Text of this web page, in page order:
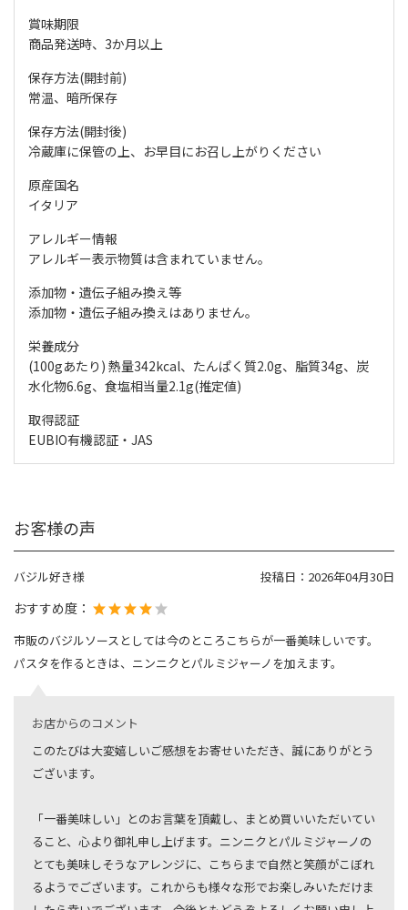
賞味期限
商品発送時、3か月以上
保存方法(開封前)
常温、暗所保存
保存方法(開封後)
冷蔵庫に保管の上、お早目にお召し上がりください
原産国名
イタリア
アレルギー情報
アレルギー表示物質は含まれていません。
添加物・遺伝子組み換え等
添加物・遺伝子組み換えはありません。
栄養成分
(100gあたり) 熱量342kcal、たんぱく質2.0g、脂質34g、炭
水化物6.6g、食塩相当量2.1g(推定値)
取得認証
EUBIO有機認証・JAS
お客様の声
バジル好き様 投稿日： 2026年04月30日
おすすめ度：
市販のバジルソースとしては今のところこちらが一番美味しいです。
パスタを作るときは、ニンニクとパルミジャーノを加えます。
お店からのコメント
このたびは大変嬉しいご感想をお寄せいただき、誠にありがとう
ございます。
「一番美味しい」とのお言葉を頂戴し、まとめ買いいただいてい
ること、心より御礼申し上げます。ニンニクとパルミジャーノの
とても美味しそうなアレンジに、こちらまで自然と笑顔がこぼれ
るようでございます。これからも様々な形でお楽しみいただけま